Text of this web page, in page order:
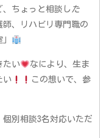
ちょっと相談し た
、リハビリ専門職の
たい
なにより、生ま
い
この想いで、参
別相談3名対応いただ